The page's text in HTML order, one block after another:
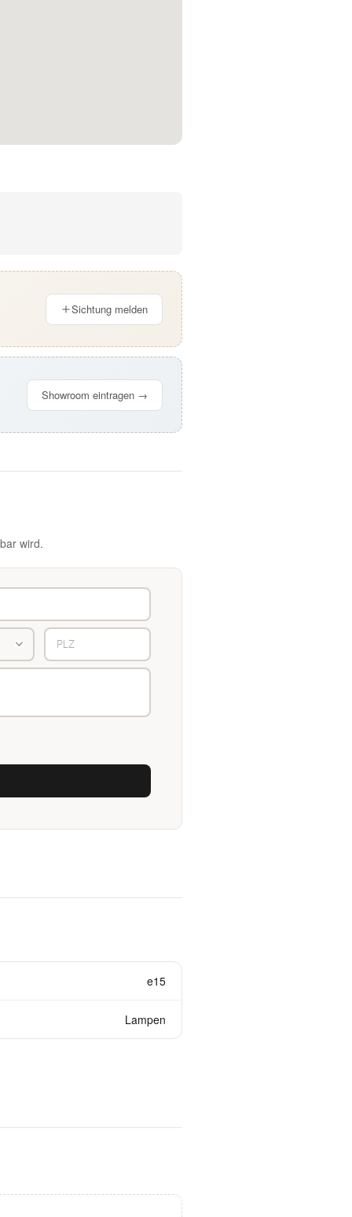
Sichtung melden
Showroom eintragen →
wird.
e15
Lampen